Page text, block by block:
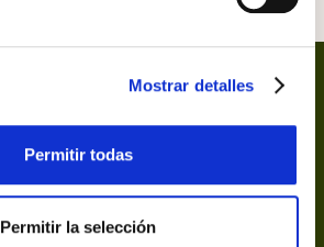
Mostrar detalles
Permitir todas
Permitir la selección